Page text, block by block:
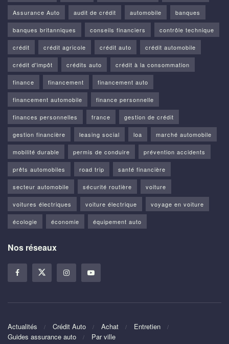
Assurance Auto audit de crédit automobile banques
banques britanniques conseils financiers contrôle technique
crédit crédit agricole crédit auto crédit automobile
crédit d'impôt crédits auto crédit à la consommation
finance financement financement auto
financement automobile finance personnelle
finances personnelles france gestion de crédit
gestion financière leasing social loa marché automobile
mobilité durable permis de conduire prévention accidents
prêts automobiles road trip santé financière
secteur automobile sécurité routière voiture
voitures électriques voiture électrique voyage en voiture
écologie économie équipement auto
Nos réseaux
Actualités Crédit Auto Achat
Entretien
Guides assurance auto
Par ville